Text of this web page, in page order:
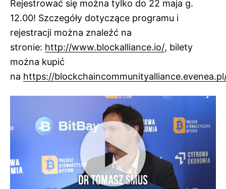
Rejestrować się można tylko do 22 maja g.
12.00! Szczegóły dotyczące programu i
rejestracji można znaleźć na
stronie: http://www.blockalliance.io/, bilety
można kupić
na https://